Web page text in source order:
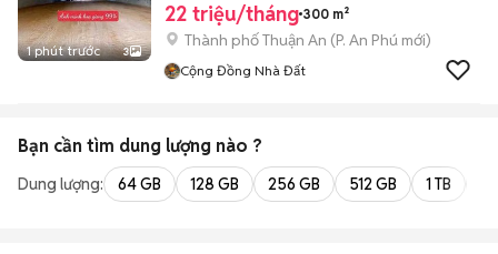
1 phút trước 3
22 triệu/tháng 300 m²
Thành phố Thuận An (P. An Phú mới)
Cộng Đồng Nhà Đất
Bạn cần tìm dung lượng nào ?
Dung lượng: 64 GB 128 GB 256 GB 512 GB 1 TB